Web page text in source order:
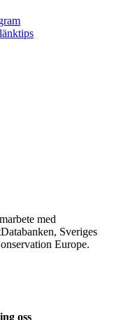
med
Sveriges
Europe.
oss